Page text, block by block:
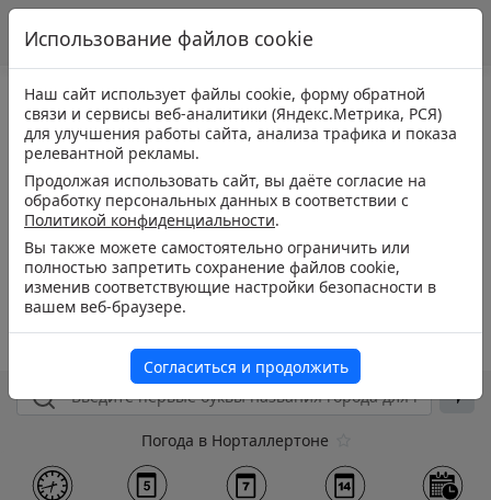
Погода в Норталлертоне
Использование файлов cookie
Наш сайт использует файлы cookie, форму обратной
связи и сервисы веб-аналитики (Яндекс.Метрика, РСЯ)
для улучшения работы сайта, анализа трафика и показа
релевантной рекламы.
Продолжая использовать сайт, вы даёте согласие на
обработку персональных данных в соответствии с
Политикой конфиденциальности.
Вы также можете самостоятельно ограничить или
полностью запретить сохранение файлов cookie,
изменив соответствующие настройки безопасности в
вашем веб-браузере.
Согласиться и продолжить